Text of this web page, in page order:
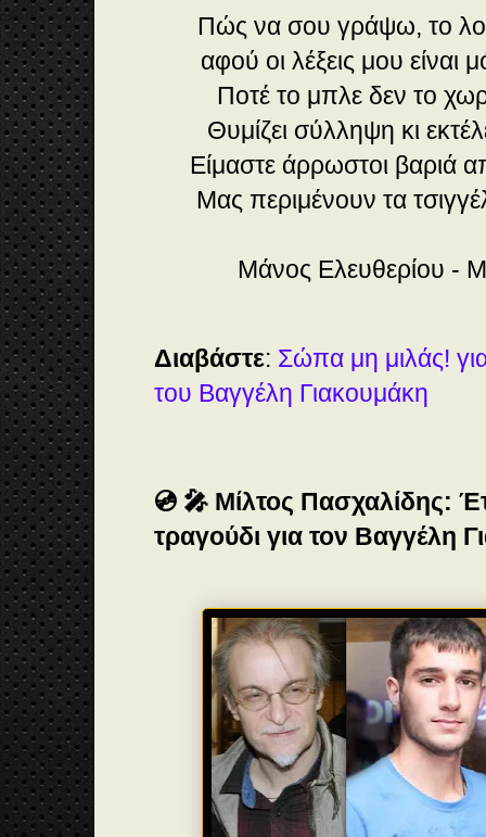
Πώς να σου γράψω, το
αφού οι λέξεις μου είναι
Ποτέ το μπλε δεν το
Θυμίζει σύλληψη κι
Είμαστε άρρωστοι
Μας περιμένουν τα
Μάνος Ελευθερίου -
Διαβάστε: Σώπα μη μιλάς!
του Βαγγέλη Γιακουμάκη
💿 🎤 Μίλτος Πασχαλίδης:
τραγούδι για τον Βαγγέλη